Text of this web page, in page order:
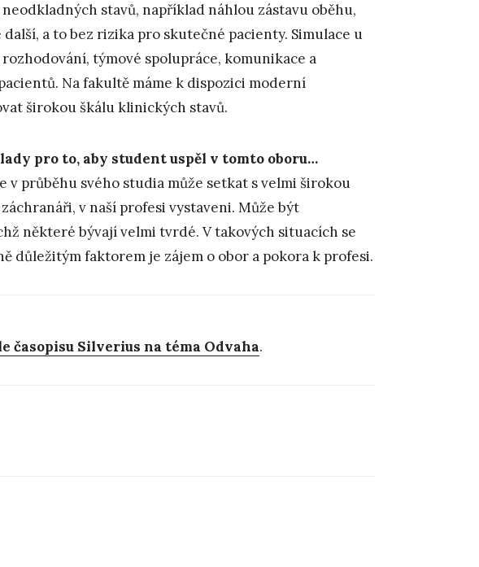
stavů, například náhlou zástavu oběhu,
a to bez rizika pro skutečné pacienty. Simulace u
týmové spolupráce, komunikace a
Na fakultě máme k dispozici moderní
širokou škálu klinických stavů.
pro to, aby student uspěl v tomto oboru…
v průběhu svého studia může setkat s velmi širokou
v naší profesi vystaveni. Může být
některé bývají velmi tvrdé. V takových situacích se
důležitým faktorem je zájem o obor a pokora k profesi.
časopisu Silverius na téma Odvaha.